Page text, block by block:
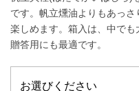
です。帆立燻油よりもあっ
楽しめます。箱入は、中でも
贈答用にも最適です。